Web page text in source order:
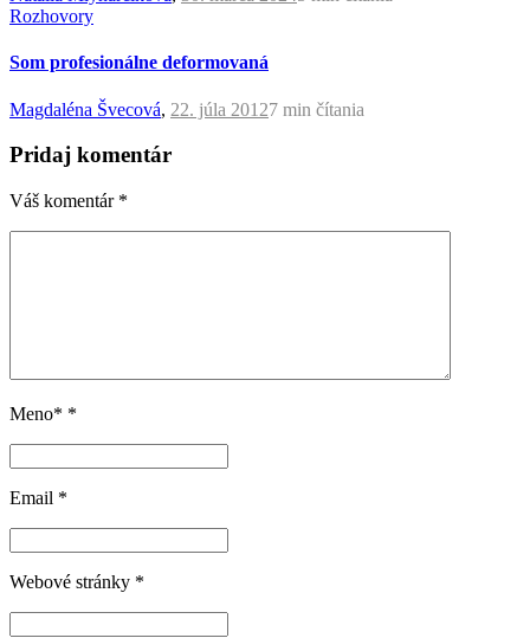
Rozhovory
Som profesionálne deformovaná
Magdaléna Švecová, 22. júla 20127 min čítania
Pridaj komentár
Váš komentár *
Meno* *
Email *
Webové stránky *